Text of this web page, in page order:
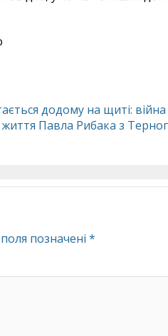
додому на щиті: війна
життя Павла Рибака з
позначені *